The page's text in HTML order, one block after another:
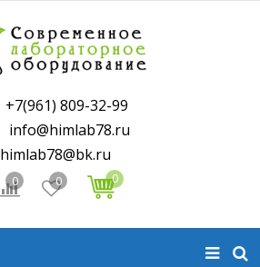
+7(961) 809-32-99
info@himlab78.ru
himlab78@bk.ru
0 0 0